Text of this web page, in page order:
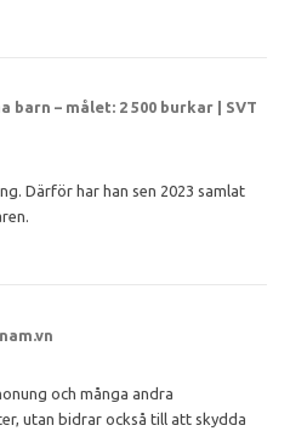
barn – målet: 2 500 burkar | SVT
Därför har han sen 2023 samlat
och många andra
utan bidrar också till att skydda